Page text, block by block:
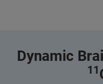
Dynamic
11